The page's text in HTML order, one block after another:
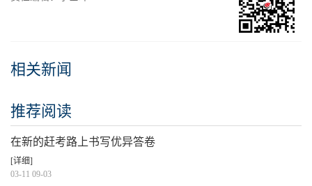
相关新闻
推荐阅读
在新的赶考路上书写优异答卷
[详细]
03-11 09-03